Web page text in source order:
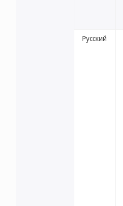
Русский